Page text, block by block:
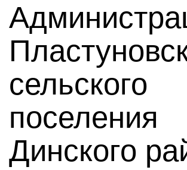
сельского
поселения
Динского